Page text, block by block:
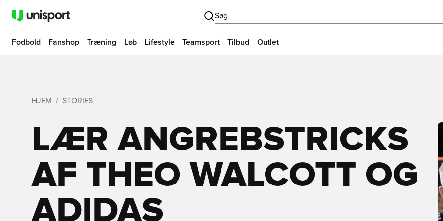
Søg
Fodbold Fanshop Træning Løb Lifestyle Teamsport Tilbud Outlet
HJEM STORIES
LÆR ANGREBSTRICKS
AF THEO WALCOTT OG
ADIDAS